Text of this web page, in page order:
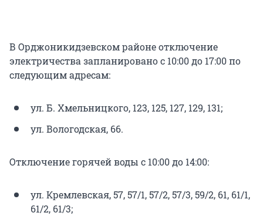
В Орджоникидзевском районе отключение
электричества запланировано с 10:00 до 17:00 по
следующим адресам:
ул. Б. Хмельницкого, 123, 125, 127, 129, 131;
ул. Вологодская, 66.
Отключение горячей воды с 10:00 до 14:00:
ул. Кремлевская, 57, 57/1, 57/2, 57/3, 59/2, 61, 61/1,
61/2, 61/3;